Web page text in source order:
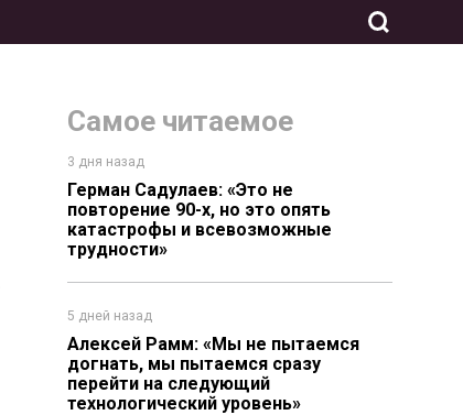
Самое читаемое
3 дня назад
Герман Садулаев: «Это не
повторение 90-х, но это опять
катастрофы и всевозможные
трудности»
5 дней назад
Алексей Рамм: «Мы не пытаемся
догнать, мы пытаемся сразу
перейти на следующий
технологический уровень»